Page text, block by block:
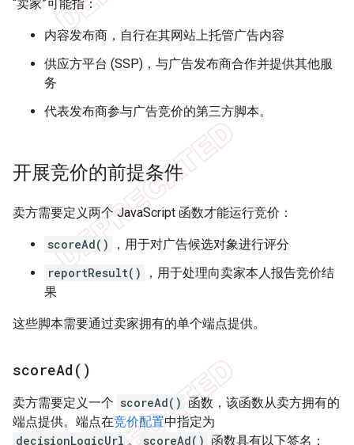
“卖家”可能指：
内容发布商，自行在其网站上托管广告内容
供应方平台 (SSP)，与广告发布商合作并提供其他服
务
代表发布商参与广告竞价的第三方脚本。
开展竞价的前提条件
卖方需要定义两个 JavaScript 函数才能运行竞价：
scoreAd()
，用于对广告候选对象进行评分
reportResult()
，用于处理向卖家本人报告竞价结
果
这些脚本需要通过卖家拥有的单个端点提供。
scoreAd( )
卖方需要定义一个 scoreAd() 函数，该函数从卖方拥有的
端点提供。端点在竞价配置中指定为
decisionLogicUrl 。 scoreAd() 函数具有以下签名：